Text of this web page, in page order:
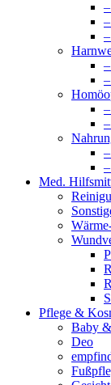
Med.
Pflege &
Baby
Deo